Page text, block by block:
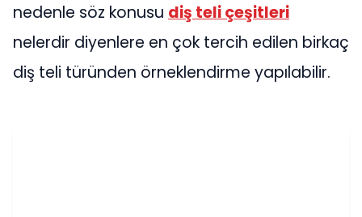
nedenle söz konusu diş teli çeşitleri
nelerdir diyenlere en çok tercih edilen birkaç
diş teli türünden örneklendirme yapılabilir.